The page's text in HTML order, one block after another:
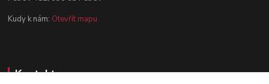
Kudy k nám: Otevřít mapu
Kontakty